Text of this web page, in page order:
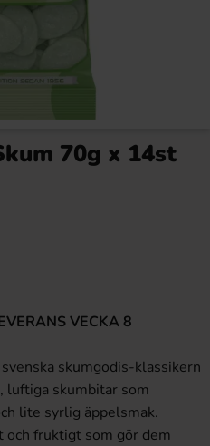
& Lime 120g x 12st
83.88 kr
70g x 14st
VECKA 8
skumgodis-klassikern
luftiga skumbitar som
lite syrlig äppelsmak.
fruktigt som gör dem